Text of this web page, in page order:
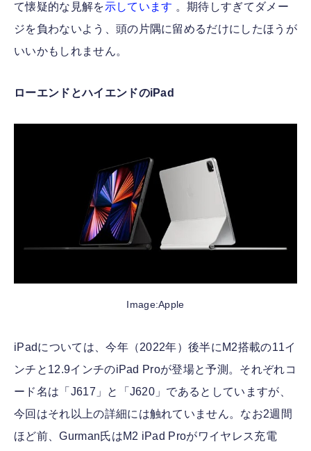
て懐疑的な見解を示しています 。期待しすぎてダメー
ジを負わないよう、頭の片隅に留めるだけにしたほうが
いいかもしれません。
ローエンドとハイエンドのiPad
Image:Apple
iPadについては、今年（2022年）後半にM2搭載の11イ
ンチと12.9インチのiPad Proが登場と予測。それぞれコ
ード名は「J617」と「J620」であるとしていますが、
今回はそれ以上の詳細には触れていません。なお2週間
ほど前、Gurman氏はM2 iPad Proがワイヤレス充電